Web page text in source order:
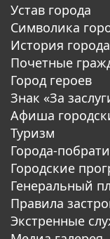
Устав города
Символика
История города
Почетные
Город героев
Знак «За
Афиша
Туризм
Города-
Городские
Генеральный
Правила
Экстренные